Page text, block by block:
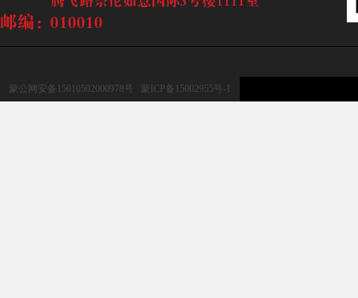
蒙公网安备15010502000978号 蒙ICP备15002955号-1